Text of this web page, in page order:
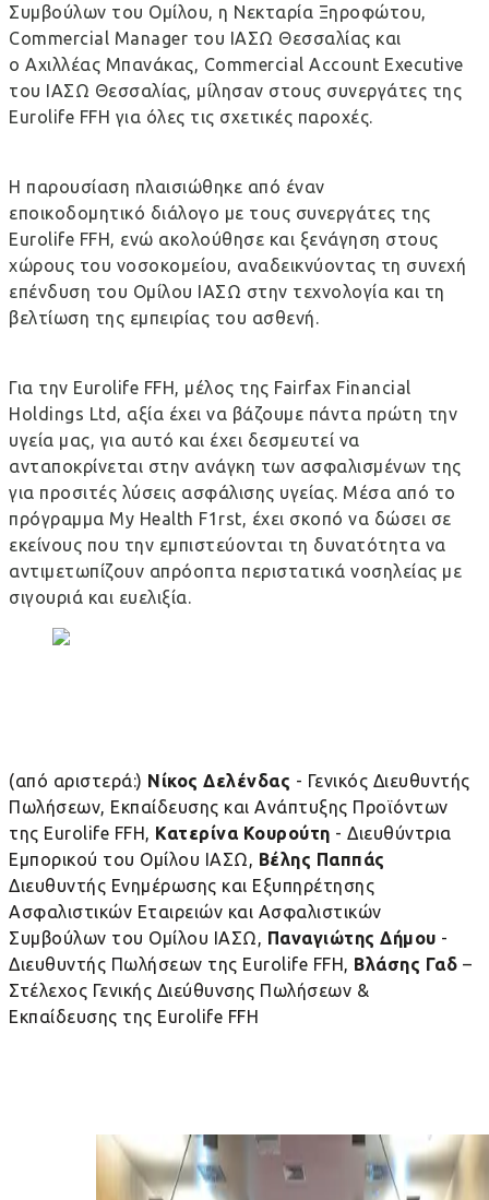
Συμβούλων του Ομίλου, η Νεκταρία Ξηροφώτου,
Commercial Manager του ΙΑΣΩ Θεσσαλίας και
ο Αχιλλέας Μπανάκας, Commercial Account Executive
του ΙΑΣΩ Θεσσαλίας, μίλησαν στους συνεργάτες της
Eurolife FFH για όλες τις σχετικές παροχές.
Η παρουσίαση πλαισιώθηκε από έναν
εποικοδομητικό διάλογο με τους συνεργάτες της
Eurolife FFH, ενώ ακολούθησε και ξενάγηση στους
χώρους του νοσοκομείου, αναδεικνύοντας τη συνεχή
επένδυση του Ομίλου ΙΑΣΩ στην τεχνολογία και τη
βελτίωση της εμπειρίας του ασθενή.
Για την Eurolife FFH, μέλος της Fairfax Financial
Holdings Ltd, αξία έχει να βάζουμε πάντα πρώτη την
υγεία μας, για αυτό και έχει δεσμευτεί να
ανταποκρίνεται στην ανάγκη των ασφαλισμένων της
για προσιτές λύσεις ασφάλισης υγείας. Μέσα από το
πρόγραμμα My Health F1rst, έχει σκοπό να δώσει σε
εκείνους που την εμπιστεύονται τη δυνατότητα να
αντιμετωπίζουν απρόοπτα περιστατικά νοσηλείας με
σιγουριά και ευελιξία.
(από αριστερά:) Νίκος Δελένδας - Γενικός Διευθυντής
Πωλήσεων, Εκπαίδευσης και Ανάπτυξης Προϊόντων
της Eurolife FFH, Κατερίνα Κουρούτη - Διευθύντρια
Εμπορικού του Ομίλου ΙΑΣΩ, Βέλης Παππάς
Διευθυντής Ενημέρωσης και Εξυπηρέτησης
Ασφαλιστικών Εταιρειών και Ασφαλιστικών
Συμβούλων του Ομίλου ΙΑΣΩ, Παναγιώτης Δήμου -
Διευθυντής Πωλήσεων της Eurolife FFH, Βλάσης Γαδ –
Στέλεχος Γενικής Διεύθυνσης Πωλήσεων &
Εκπαίδευσης της Eurolife FFH